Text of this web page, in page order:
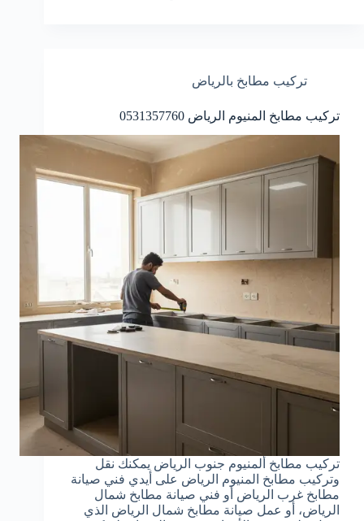
تركيب مطابخ بالرياض
تركيب مطابخ المنيوم الرياض 0531357760
تركيب مطابخ ألمنيوم جنوب الرياض يمكنك نقل
وتركيب مطابخ المنيوم الرياض على أيدي فني صيانة
مطابخ غرب الرياض أو فني صيانة مطابخ شمال
الرياض، أو عمل صيانة مطابخ شمال الرياض الذي